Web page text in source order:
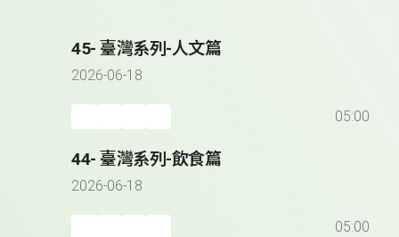
45- 臺灣系列-人文篇
2026-06-18
05:00
44- 臺灣系列-飲食篇
2026-06-18
05:00